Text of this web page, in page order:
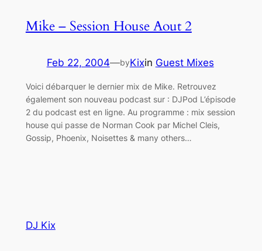
Mike – Session House Aout 2
Feb 22, 2004—byKixin Guest Mixes
Voici débarquer le dernier mix de Mike. Retrouvez
également son nouveau podcast sur : DJPod L’épisode
2 du podcast est en ligne. Au programme : mix session
house qui passe de Norman Cook par Michel Cleis,
Gossip, Phoenix, Noisettes & many others…
DJ Kix